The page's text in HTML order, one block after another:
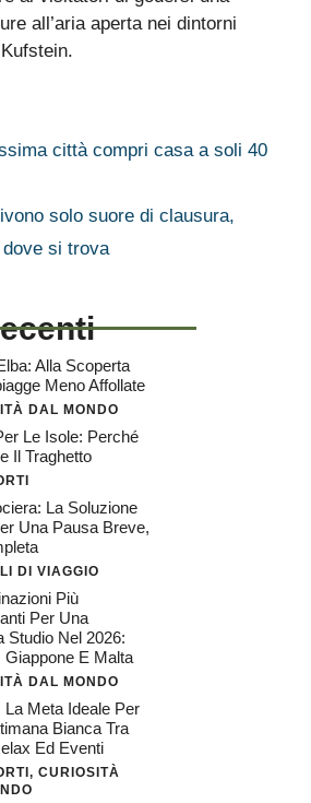
all’aria aperta nei dintorni
città compri casa a soli 40
solo suore di clausura,
si trova
Alla Scoperta
Meno Affollate
DAL MONDO
Le Isole: Perché
Il Traghetto
La Soluzione
Una Pausa Breve,
DI VIAGGIO
Più
Per Una
Studio Nel 2026:
Giappone E Malta
DAL MONDO
La Meta Ideale Per
Bianca Tra
Ed Eventi
, CURIOSITÀ